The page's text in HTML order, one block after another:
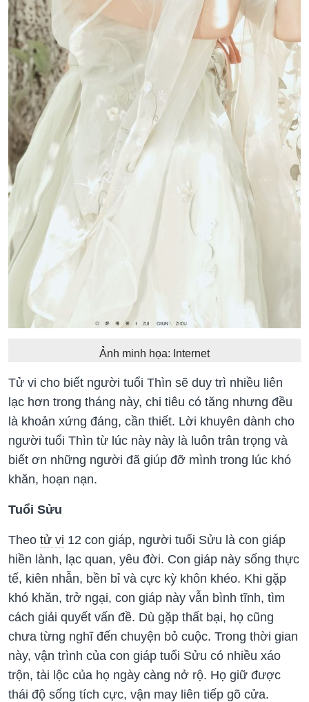
Ảnh minh họa: Internet
Tử vi cho biết người tuổi Thìn sẽ duy trì nhiều liên
lạc hơn trong tháng này, chi tiêu có tăng nhưng đều
là khoản xứng đáng, cần thiết. Lời khuyên dành cho
người tuổi Thìn từ lúc này này là luôn trân trọng và
biết ơn những người đã giúp đỡ mình trong lúc khó
khăn, hoạn nạn.
Tuổi Sửu
Theo tử vi 12 con giáp, người tuổi Sửu là con giáp
hiền lành, lạc quan, yêu đời. Con giáp này sống thực
tế, kiên nhẫn, bền bỉ và cực kỳ khôn khéo. Khi gặp
khó khăn, trở ngại, con giáp này vẫn bình tĩnh, tìm
cách giải quyết vấn đề. Dù gặp thất bại, họ cũng
chưa từng nghĩ đến chuyện bỏ cuộc. Trong thời gian
này, vận trình của con giáp tuổi Sửu có nhiều xáo
trộn, tài lộc của họ ngày càng nở rộ. Họ giữ được
thái độ sống tích cực, vận may liên tiếp gõ cửa.